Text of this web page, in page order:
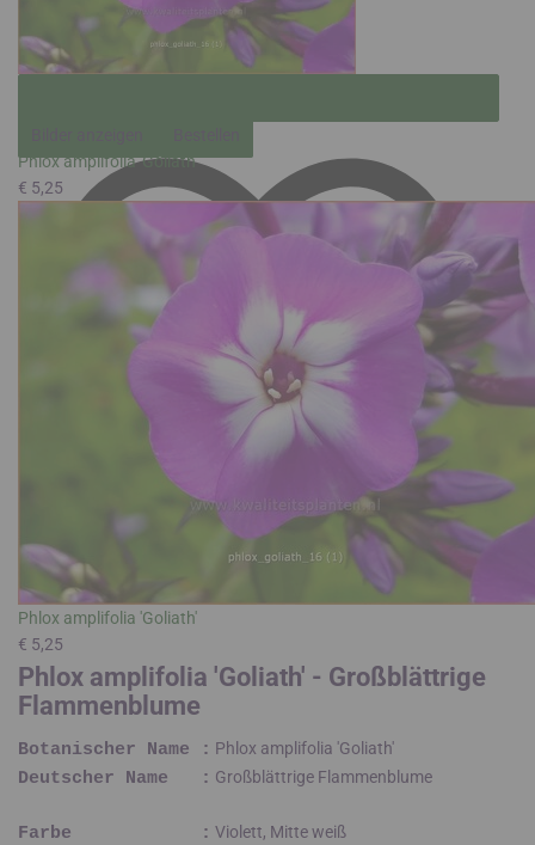
Phlox amplifolia 'Goliath'
€ 5,25
Phlox amplifolia 'Goliath'
€ 5,25
Phlox amplifolia 'Goliath' - Großblättrige
Flammenblume
Botanischer Name : Phlox amplifolia 'Goliath'
Deutscher Name : Großblättrige Flammenblume
Farbe : Violett, Mitte weiß